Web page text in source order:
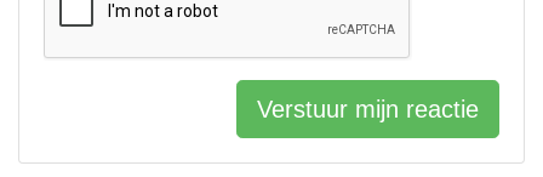
Verstuur mijn reactie